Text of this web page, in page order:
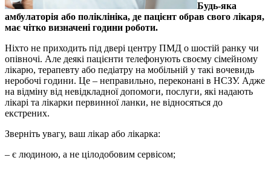
Будь-яка
амбулаторія або поліклініка, де пацієнт обрав свого лікаря,
має чітко визначені години роботи.
Ніхто не приходить під двері центру ПМД о шостій ранку чи
опівночі. Але деякі пацієнти телефонують своєму сімейному
лікарю, терапевту або педіатру на мобільній у такі вочевидь
неробочі години. Це – неправильно, переконані в НСЗУ. Адже
на відміну від невідкладної допомоги, послуги, які надають
лікарі та лікарки первинної ланки, не відносяться до
екстрених.
Зверніть увагу, ваш лікар або лікарка:
– є людиною, а не цілодобовим сервісом;